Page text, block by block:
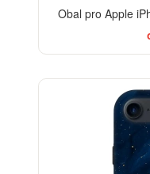
Obal pro Apple